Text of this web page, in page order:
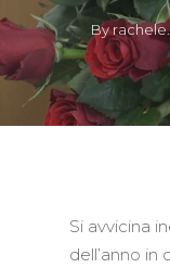
By
Si avvicina
dell’anno in